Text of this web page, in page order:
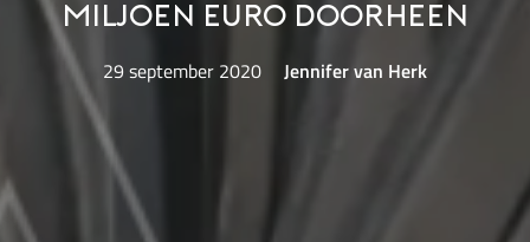
miljoen euro doorheen
29 september 2020 Jennifer van Herk